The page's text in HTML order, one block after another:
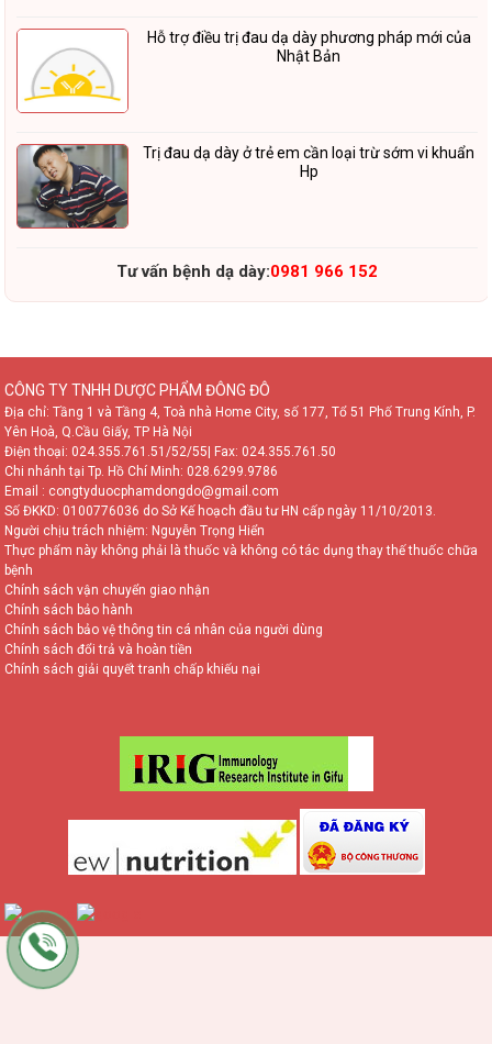
Hỗ trợ điều trị đau dạ dày phương pháp mới của
Nhật Bản
Trị đau dạ dày ở trẻ em cần loại trừ sớm vi khuẩn
Hp
Tư vấn bệnh dạ dày:0981 966 152
CÔNG TY TNHH DƯỢC PHẨM ĐÔNG ĐÔ
Địa chỉ: Tầng 1 và Tầng 4, Toà nhà Home City, số 177, Tổ 51 Phố Trung Kính, P.
Yên Hoà, Q.Cầu Giấy, TP Hà Nội
Điện thoại: 024.355.761.51/52/55
| Fax: 024.355.761.50
Chi nhánh tại Tp. Hồ Chí Minh: 028.6299.9786
Email : congtyduocphamdongdo@gmail.com
Số ĐKKD: 0100776036 do Sở Kế hoạch đầu tư HN cấp ngày 11/10/2013.
Người chịu trách nhiệm: Nguyễn Trọng Hiển
Thực phẩm này không phải là thuốc và không có tác dụng thay thế thuốc chữa
bệnh
Chính sách vận chuyển giao nhận
Chính sách bảo hành
Chính sách bảo vệ thông tin cá nhân của người dùng
Chính sách đổi trả và hoàn tiền
Chính sách giải quyết tranh chấp khiếu nại